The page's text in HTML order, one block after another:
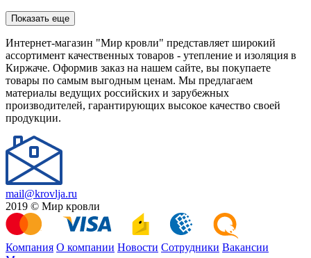
Показать еще
Интернет-магазин "Мир кровли" представляет широкий
ассортимент качественных товаров - утепление и изоляция в
Киржаче. Оформив заказ на нашем сайте, вы покупаете
товары по самым выгодным ценам. Мы предлагаем
материалы ведущих российских и зарубежных
производителей, гарантирующих высокое качество своей
продукции.
mail@krovlja.ru
2019 © Мир кровли
Компания О компании Новости Сотрудники Вакансии